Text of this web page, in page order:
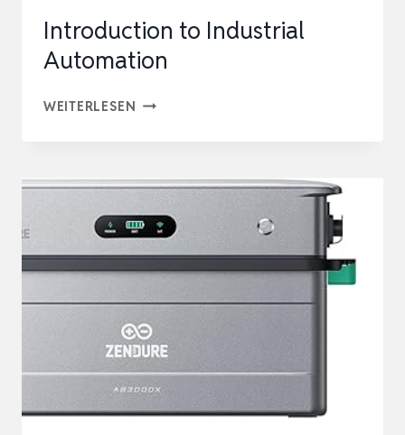
Introduction to Industrial
Automation
WEITERLESEN INTRODUCTION
AUTOMATION